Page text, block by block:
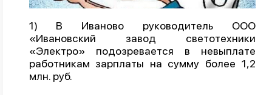
Предложить публикацию
Справочник
API
О проекте
1) В Иваново руководитель ООО
«Ивановский завод светотехники
«Электро» подозревается в невыплате
работникам зарплаты на сумму более 1,2
млн. руб.